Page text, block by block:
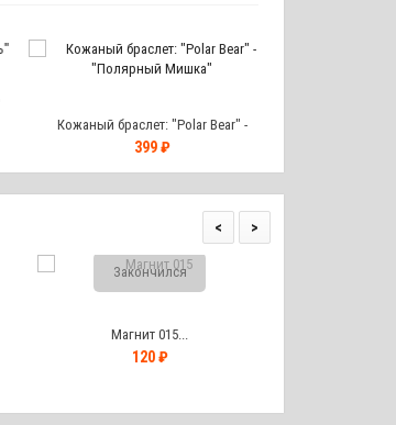
Кожаный браслет: "Polar Bear" -
"Полярный Мишка"
399 ₽
Закончился
Магнит 015...
120 ₽
< >